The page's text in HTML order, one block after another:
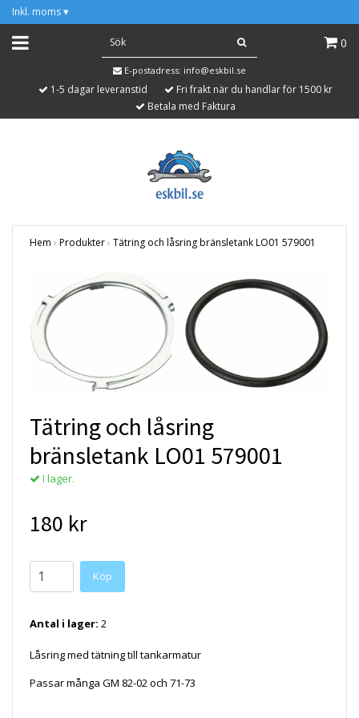
Inkl. moms ▾
0
E-postadress: info@eskbil.se
1-5 dagar leveranstid
Fri frakt när du handlar för 1500 kr
Betala med Faktura
Hem › Produkter› Tätring och låsring bränsletank LO01 579001
Tätring och låsring
bränsletank LO01 579001
I lager.
180 kr
Antal i lager: 2
Låsring med tätning till tankarmatur
Passar många GM 82-02 och 71-73